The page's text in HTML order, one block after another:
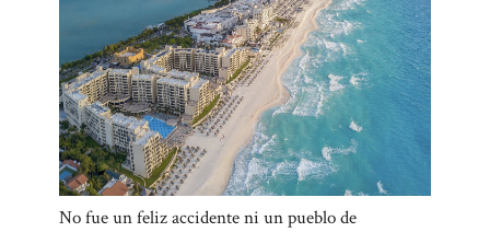
No fue un feliz accidente ni un pueblo de